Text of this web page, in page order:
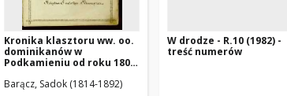
Kronika klasztoru ww. oo.
dominikanów w
Podkamieniu od roku 1800
Sadoka Barącza
Barącz, Sadok (1814-1892)
W drodze - R.10 (1982) -
treść numerów